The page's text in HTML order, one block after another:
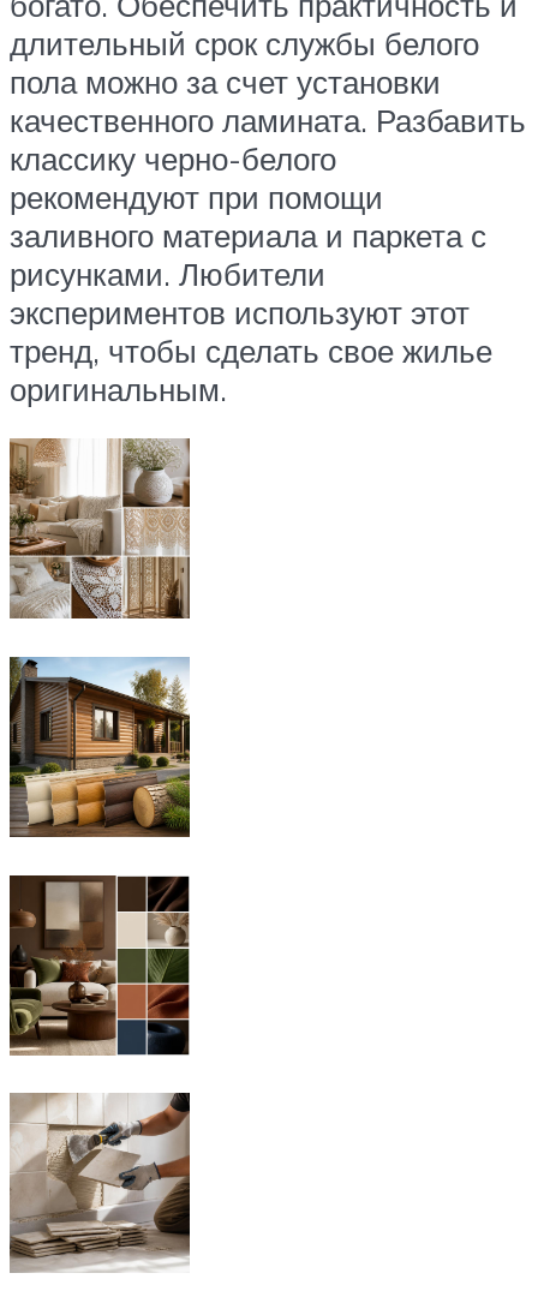
длительный срок службы белого
пола можно за счет установки
качественного ламината. Разбавить
классику черно-белого
рекомендуют при помощи
заливного материала и паркета с
рисунками. Любители
экспериментов используют этот
тренд, чтобы сделать свое жилье
оригинальным.